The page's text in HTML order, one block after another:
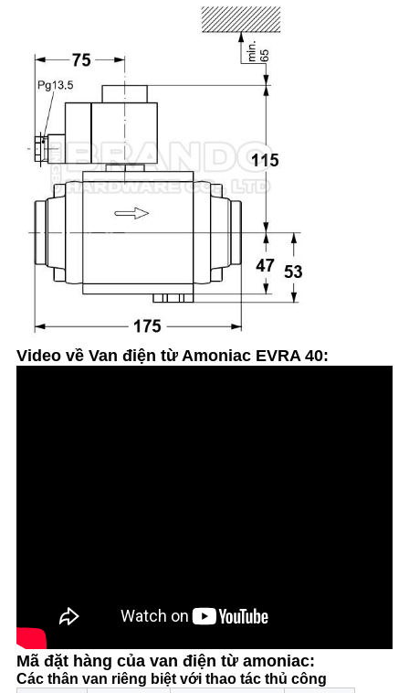
Video về Van điện từ Amoniac EVRA 40:
Mã đặt hàng của van điện từ amoniac:
Các thân van riêng biệt với thao tác thủ công